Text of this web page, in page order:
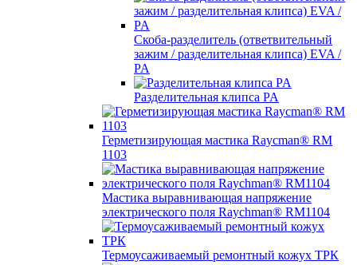
Скоба-разделитель (ответвительный
зажим / разделительная клипса) EVA /
PA
Разделительная клипса PA
Герметизирующая мастика Raycman® RM
1103
Мастика выравнивающая напряжение
электрического поля Raychman® RM1104
Термоусаживаемый ремонтный кожух ТРК